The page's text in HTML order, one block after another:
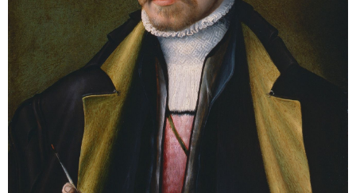
Sonstiges